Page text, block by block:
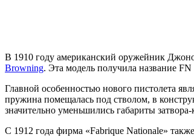
В 1910 году американский оружейник
Browning. Эта модель получила название
Главной особенностью нового пистолета
пружина помещалась под стволом, в
значительно уменьшились габариты
С 1912 года фирма «Fabrique Nationale»